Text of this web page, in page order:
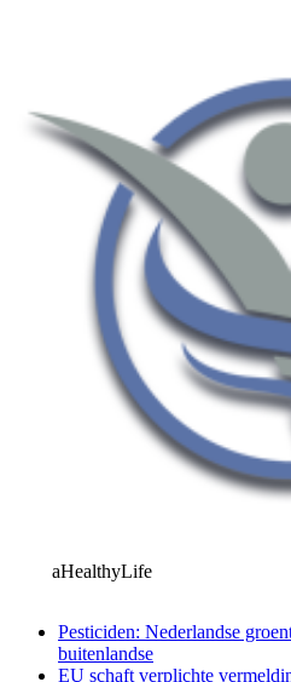
aHealthyLife
Pesticiden: Nederlandse
buitenlandse
EU schaft verplichte